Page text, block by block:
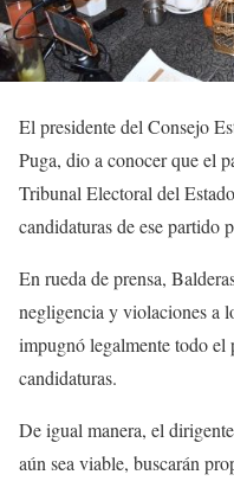
El presidente del Consejo
Puga, dio a conocer que el
Tribunal Electoral del
candidaturas de ese partido
En rueda de prensa,
negligencia y violaciones a
impugnó legalmente todo el
candidaturas.
De igual manera, el
aún sea viable, buscarán